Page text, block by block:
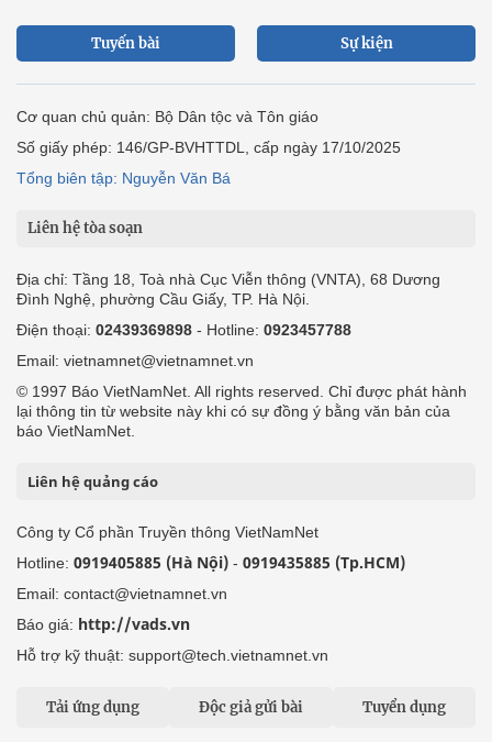
Tuyến bài Sự kiện
Cơ quan chủ quản: Bộ Dân tộc và Tôn giáo
Số giấy phép: 146/GP-BVHTTDL, cấp ngày 17/10/2025
Tổng biên tập: Nguyễn Văn Bá
Liên hệ tòa soạn
Địa chỉ: Tầng 18, Toà nhà Cục Viễn thông (VNTA), 68 Dương
Đình Nghệ, phường Cầu Giấy, TP. Hà Nội.
Điện thoại: 02439369898 - Hotline: 0923457788
Email: vietnamnet@vietnamnet.vn
© 1997 Báo VietNamNet. All rights reserved. Chỉ được phát hành
lại thông tin từ website này khi có sự đồng ý bằng văn bản của
báo VietNamNet.
Liên hệ quảng cáo
Công ty Cổ phần Truyền thông VietNamNet
Hotline: 0919405885 (Hà Nội) - 0919435885 (Tp.HCM)
Email: contact@vietnamnet.vn
Báo giá: http://vads.vn
Hỗ trợ kỹ thuật: support@tech.vietnamnet.vn
Tải ứng dụng Độc giả gửi bài Tuyển dụng